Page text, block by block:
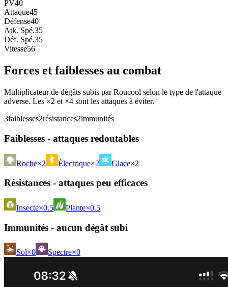
PV40
Attaque45
Défense40
Atk. Spé.35
Déf. Spé.35
Vitesse56
Forces et faiblesses au combat
Multiplicateur de dégâts subis par Roucool selon le type de l'attaque
adverse. Les ×2 et ×4 sont les attaques à éviter.
3faiblesses2résistances2immunités
Faiblesses - attaques redoutables
Roche×2 Électrique×2 Glace×2
Résistances - attaques peu efficaces
Insecte×0.5 Plante×0.5
Immunités - aucun dégât subi
Sol×0 Spectre×0